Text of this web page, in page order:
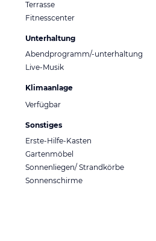
Terrasse
Fitnesscenter
Unterhaltung
Abendprogramm/-unterhaltung
Live-Musik
Klimaanlage
Verfügbar
Sonstiges
Erste-Hilfe-Kasten
Gartenmöbel
Sonnenliegen/ Strandkörbe
Sonnenschirme